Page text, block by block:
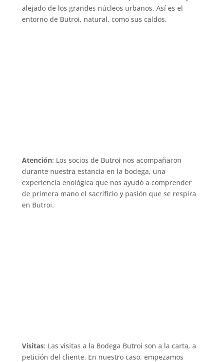
alejado de los grandes núcleos urbanos. Así es el
entorno de Butroi, natural, como sus caldos.
Atención: Los socios de Butroi nos acompañaron
durante nuestra estancia en la bodega, una
experiencia enológica que nos ayudó a comprender
de primera mano el sacrificio y pasión que se respira
en Butroi.
Visitas: Las visitas a la Bodega Butroi son a la carta, a
petición del cliente. En nuestro caso, empezamos